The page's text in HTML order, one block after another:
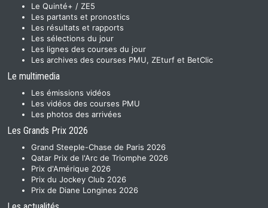
Le Quinté+ / ZE5
Les partants et pronostics
Les résultats et rapports
Les sélections du jour
Les lignes des courses du jour
Les archives des courses PMU, ZEturf et BetClic
Le multimedia
Les émissions vidéos
Les vidéos des courses PMU
Les photos des arrivées
Les Grands Prix 2026
Grand Steeple-Chase de Paris 2026
Qatar Prix de l'Arc de Triomphe 2026
Prix d'Amérique 2026
Prix du Jockey Club 2026
Prix de Diane Longines 2026